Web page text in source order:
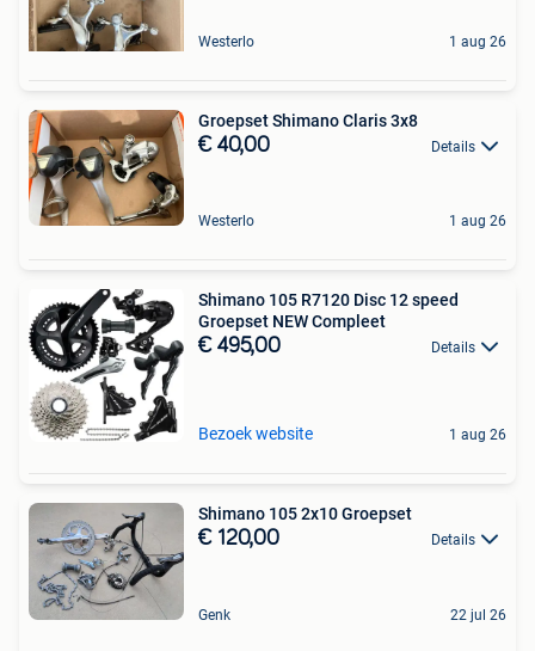
Westerlo 1 aug 26
Groepset Shimano Claris 3x8
€ 40,00 Details
Westerlo 1 aug 26
Shimano 105 R7120 Disc 12 speed
Groepset NEW Compleet
€ 495,00 Details
Bezoek website 1 aug 26
Shimano 105 2x10 Groepset
€ 120,00 Details
Genk 22 jul 26